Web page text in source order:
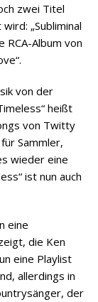
zwei Titel
„Subliminal
RCA-Album von
von der
heißt
von Twitty
Sammler,
wieder eine
ist nun auch
eine
die Ken
eine Playlist
allerdings in
der